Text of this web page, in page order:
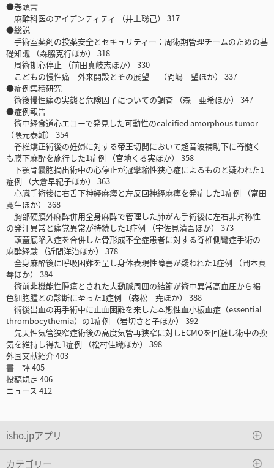
●巻頭言
麻酔科医のアイデンティティ （井上聡己） 317
●総説
手術室薬剤の投薬安全とセキュリティー：周術期管理チームのための基
礎知識 （森脇克行ほか） 318
周術期心停止 （前田真岐志ほか） 330
こどもの慢性痛―外来開設とその展望― （間嶋 望ほか） 337
●症例集積研究
術後慢性痛の実態と危険因子についての調査 （森 亜希ほか） 347
●症例報告
術中経食道心エコーで発見した可動性のcalcified amorphous tumor
（隈元泰輔） 354
脊椎矯正術後の妊婦に対する帝王切開において超音波補助下に脊髄く
も膜下麻酔を施行した1症例 （宮地くる実ほか） 358
下顎骨嚢胞摘出術中の心停止が冠攣縮性狭心症によるものと疑われた1
症例 （大倉早紀子ほか） 363
心臓手術後に右舌下神経麻痺と左反回神経麻痺を発症した1症例 （富田
寛生ほか） 368
胸部硬膜外麻酔併用全身麻酔で管理した肺がん手術後に左右非対称性
の発汗異常と痛覚異常が持続した1症例 （宇佐見清吾ほか） 373
頭蓋底陥入症を合併した骨形成不全症患者に対する脊椎側彎症手術の
麻酔経験 （近間洋治ほか） 378
全身麻酔後に呼吸困難を呈し身体表現性障害が疑われた1症例 （岡本真
琴ほか） 384
術前非機能性腫瘍とされた大動脈周囲の結節が術中異常高血圧から褐
色細胞腫との診断に至った1症例 （森松 尭ほか） 388
術後出血の再手術中に止血困難を来した本態性血小板血症（essential
thrombocythemia）の1症例 （岩切さと子ほか） 392
先天性気管狭窄症術後の高度気管再狭窄に対しECMOを回避し術中の換
気を維持し得た1症例 （松村佳織ほか） 398
外国文献紹介 403
書 評 405
投稿規定 406
ニュース 412
isho.jpアプリ
カテゴリー